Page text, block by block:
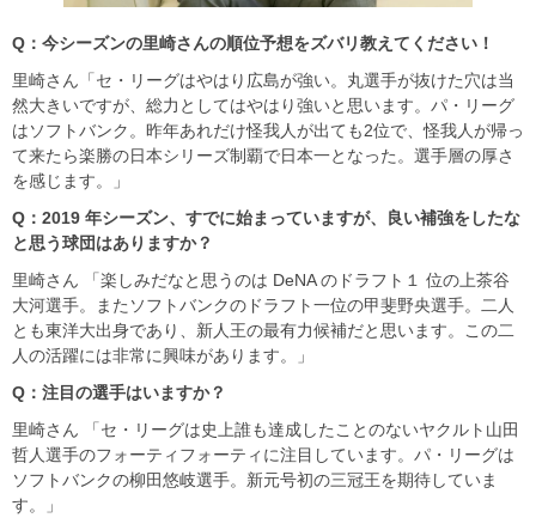
Q ：今シーズンの里崎さんの順位予想をズバリ教えてください！
里崎さん「セ・リーグはやはり広島が強い。丸選手が抜けた穴は当
然大きいですが、総力としてはやはり強いと思います。パ・リーグ
はソフトバンク。昨年あれだけ怪我人が出ても2位で、怪我人が帰っ
て来たら楽勝の日本シリーズ制覇で日本一となった。選手層の厚さ
を感じます。」
Q ：2019 年シーズン、すでに始まっていますが、良い補強をしたな
と思う球団はありますか？
里崎さん 「楽しみだなと思うのは DeNA のドラフト１ 位の上茶谷
大河選手。またソフトバンクのドラフト一位の甲斐野央選手。二人
とも東洋大出身であり、新人王の最有力候補だと思います。この二
人の活躍には非常に興味があります。」
Q ：注目の選手はいますか？
里崎さん 「セ・リーグは史上誰も達成したことのないヤクルト山田
哲人選手のフォーティフォーティに注目しています。パ・リーグは
ソフトバンクの柳田悠岐選手。新元号初の三冠王を期待していま
す。」